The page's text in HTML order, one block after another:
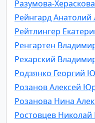
Разумова-
Рейнгард
Рейтлингер
Ренгартен
Рехарский
Родзянко Георгий
Розанов Алексей
Розанова Нина
Ростовцев Николай